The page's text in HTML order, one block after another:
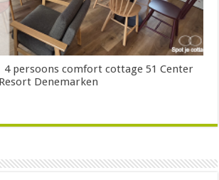
4 persoons comfort cottage 51 Center
Denemarken